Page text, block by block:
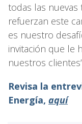
todas las
refuerzan este
es nuestro
invitación que le
nuestros
Revisa la
Energía, aquí